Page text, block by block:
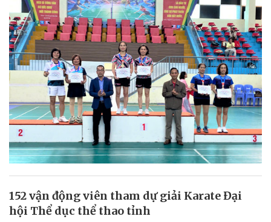
152 vận động viên tham dự giải Karate Đại
hội Thể dục thể thao tỉnh